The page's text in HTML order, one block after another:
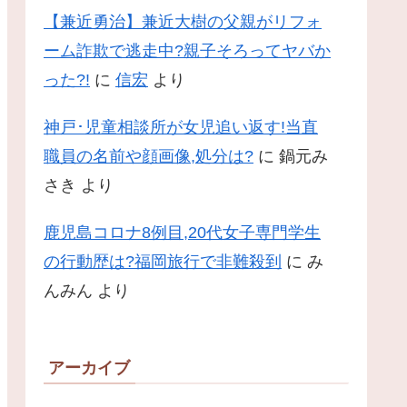
【兼近勇治】兼近大樹の父親がリフォ
ーム詐欺で逃走中?親子そろってヤバか
った?! に 信宏 より
神戸･児童相談所が女児追い返す!当直
職員の名前や顔画像,処分は? に 鍋元み
さき より
鹿児島コロナ8例目,20代女子専門学生
の行動歴は?福岡旅行で非難殺到 に み
んみん より
アーカイブ